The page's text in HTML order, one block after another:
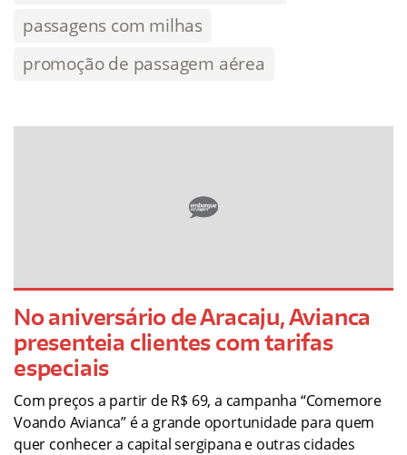
passagens com milhas
promoção de passagem aérea
No aniversário de Aracaju, Avianca
presenteia clientes com tarifas
especiais
Com preços a partir de R$ 69, a campanha “Comemore
Voando Avianca” é a grande oportunidade para quem
quer conhecer a capital sergipana e outras cidades